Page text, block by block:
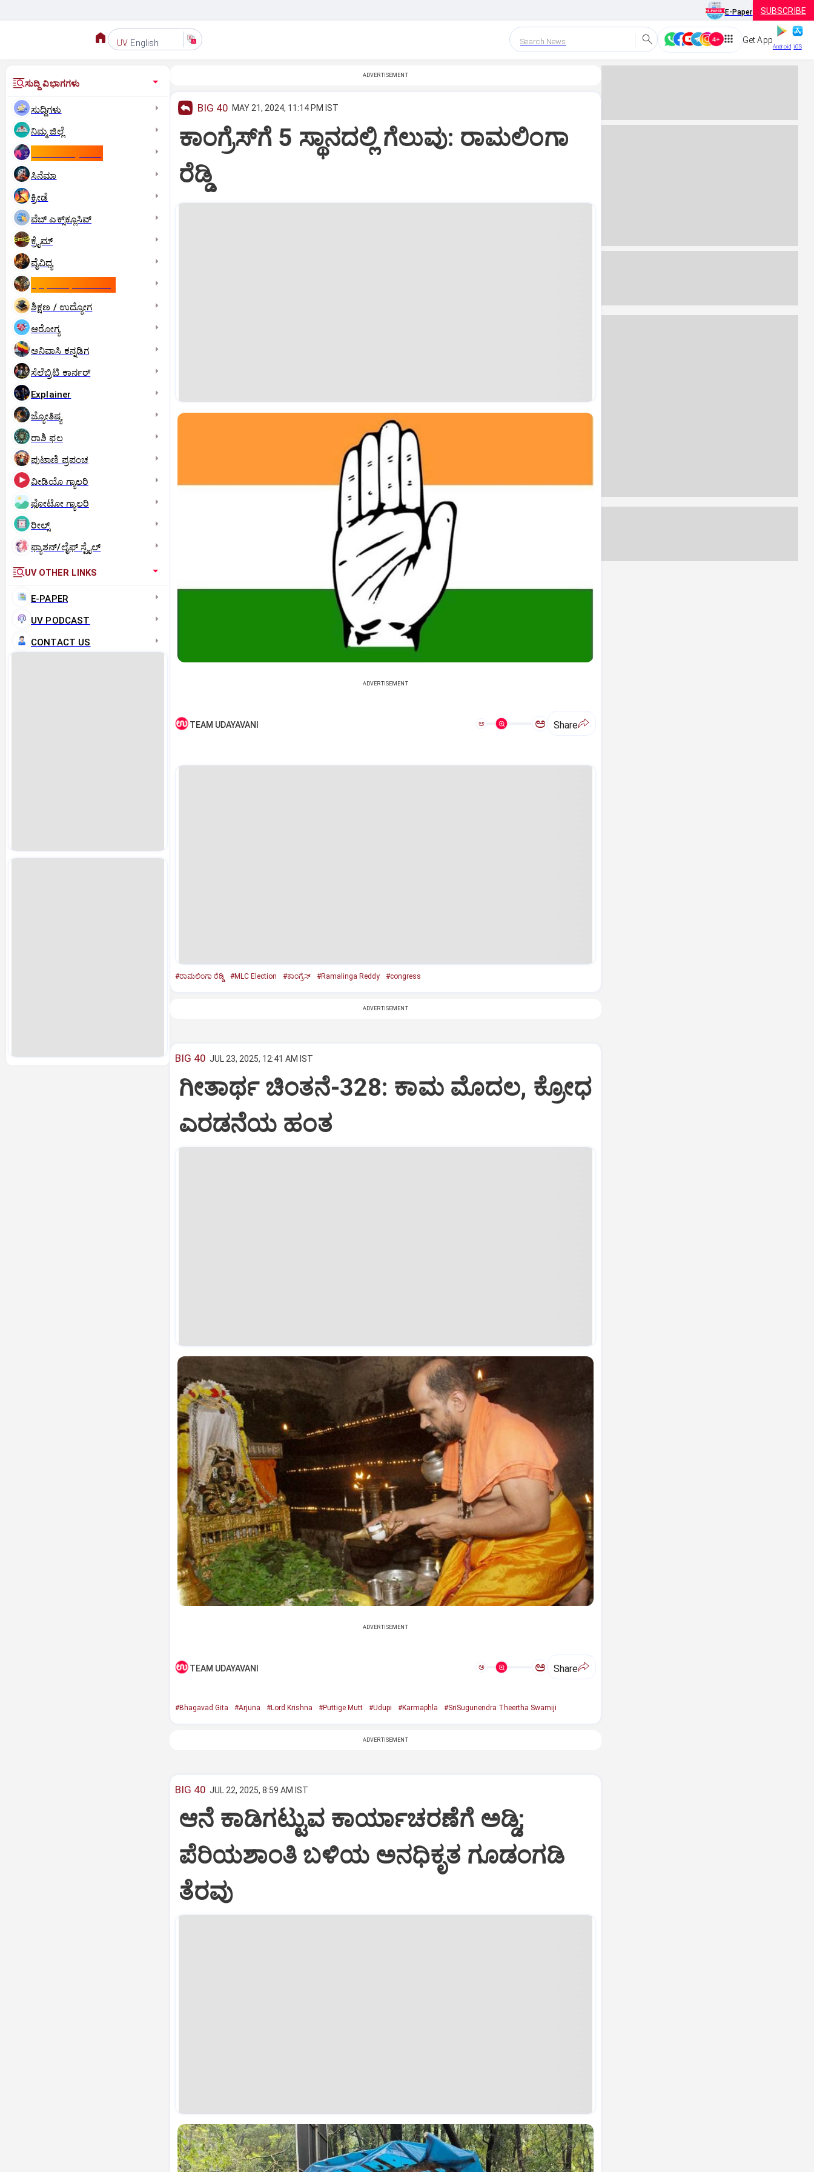
E-Paper SUBSCRIBE
UV English Search News Get App
Android iOS
ಸುದ್ದಿ ವಿಭಾಗಗಳು
ಸುದ್ದಿಗಳು
ನಿಮ್ಮ ಜಿಲ್ಲೆ
ಸಿನೆಮಾ
ಕ್ರೀಡೆ
ವೆಬ್ ಎಕ್ಸ್‌ಕ್ಲೂಸಿವ್
ಕ್ರೈಮ್
ವೈವಿಧ್ಯ
ಶಿಕ್ಷಣ / ಉದ್ಯೋಗ
ಆರೋಗ್ಯ
ಅನಿವಾಸಿ ಕನ್ನಡಿಗ
ಸೆಲೆಬ್ರಿಟಿ ಕಾರ್ನರ್‌
Explainer
ಜ್ಯೋತಿಷ್ಯ
ರಾಶಿ ಫಲ
ಪುಟಾಣಿ ಪ್ರಪಂಚ
ವೀಡಿಯೊ ಗ್ಯಾಲರಿ
ಫೋಟೋ ಗ್ಯಾಲರಿ
ರೀಲ್ಸ್
ಫ್ಯಾಶನ್/ಲೈಫ್‌ ಸ್ಟೈಲ್
UV OTHER LINKS
E-PAPER
UV PODCAST
CONTACT US
ADVERTISEMENT
BIG 40 MAY 21, 2024, 11:14 PM IST
ಕಾಂಗ್ರೆಸ್‌ಗೆ 5 ಸ್ಥಾನದಲ್ಲಿ ಗೆಲುವು: ರಾಮಲಿಂಗಾ
ರೆಡ್ಡಿ
ADVERTISEMENT
TEAM UDAYAVANI ಅ ಅ Share
#ರಾಮಲಿಂಗಾ ರೆಡ್ಡಿ #MLC Election #ಕಾಂಗ್ರೆಸ್‌ #Ramalinga Reddy #congress
ADVERTISEMENT
BIG 40 JUL 23, 2025, 12:41 AM IST
ಗೀತಾರ್ಥ ಚಿಂತನೆ-328: ಕಾಮ ಮೊದಲ, ಕ್ರೋಧ
ಎರಡನೆಯ ಹಂತ
ADVERTISEMENT
TEAM UDAYAVANI ಅ ಅ Share
#Bhagavad Gita #Arjuna #Lord Krishna #Puttige Mutt #Udupi #Karmaphla #SriSugunendra Theertha Swamiji
ADVERTISEMENT
BIG 40 JUL 22, 2025, 8:59 AM IST
ಆನೆ ಕಾಡಿಗಟ್ಟುವ ಕಾರ್ಯಾಚರಣೆಗೆ ಅಡ್ಡಿ;
ಪೆರಿಯಶಾಂತಿ ಬಳಿಯ ಅನಧಿಕೃತ ಗೂಡಂಗಡಿ
ತೆರವು